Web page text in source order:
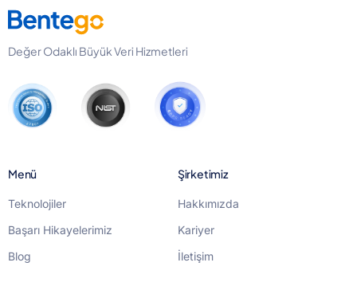
Değer Odaklı Büyük Veri Hizmetleri
Menü
Teknolojiler
Başarı Hikayelerimiz
Blog
Şirketimiz
Hakkımızda
Kariyer
İletişim